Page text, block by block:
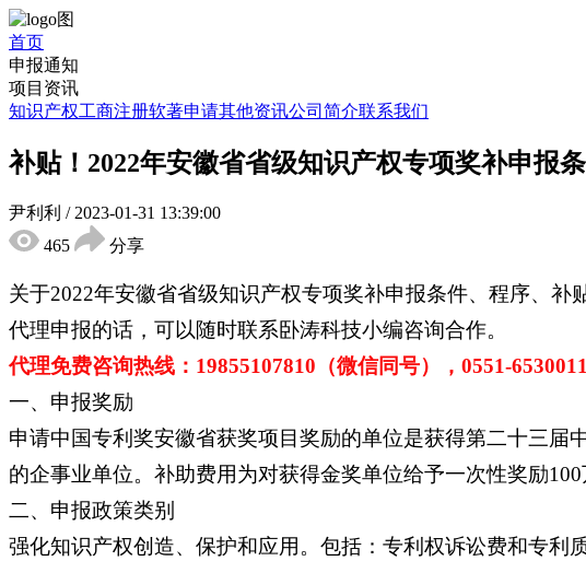
首页
申报通知
项目资讯
知识产权工商注册软著申请其他资讯公司简介联系我们
补贴！2022年安徽省省级知识产权专项奖补申报
尹利利 / 2023-01-31 13:39:00
465
分享
关于2022年安徽省省级知识产权专项奖补申报条件、程序、
代理申报的话，可以随时联系卧涛科技小编咨询合作。
代理免费咨询热线：19855107810（微信同号），0551-
一、申报奖励
申请中国专利奖安徽省获奖项目奖励的单位是获得第二十三
的企事业单位。补助费用为对获得金奖单位给予一次性奖励
二、申报政策类别
强化知识产权创造、保护和应用。包括：专利权诉讼费和专利